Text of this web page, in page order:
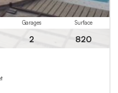
Garages
2
Surface
820